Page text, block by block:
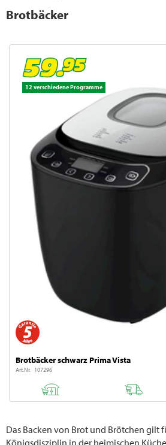
Brotbäcker
12 verschiedene Programme
Brotbäcker schwarz Prima Vista
Art.Nr. 107296
Das Backen von Brot und Brötchen gilt
Königsdisziplin in der heimischen